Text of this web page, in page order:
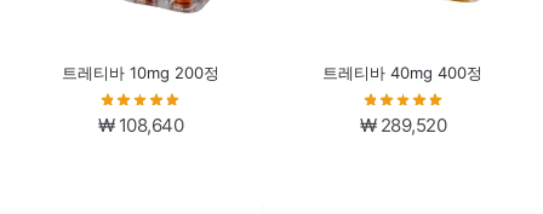
트레티바 10mg 200정
₩108,640
트레티바 40mg 400정
₩289,520